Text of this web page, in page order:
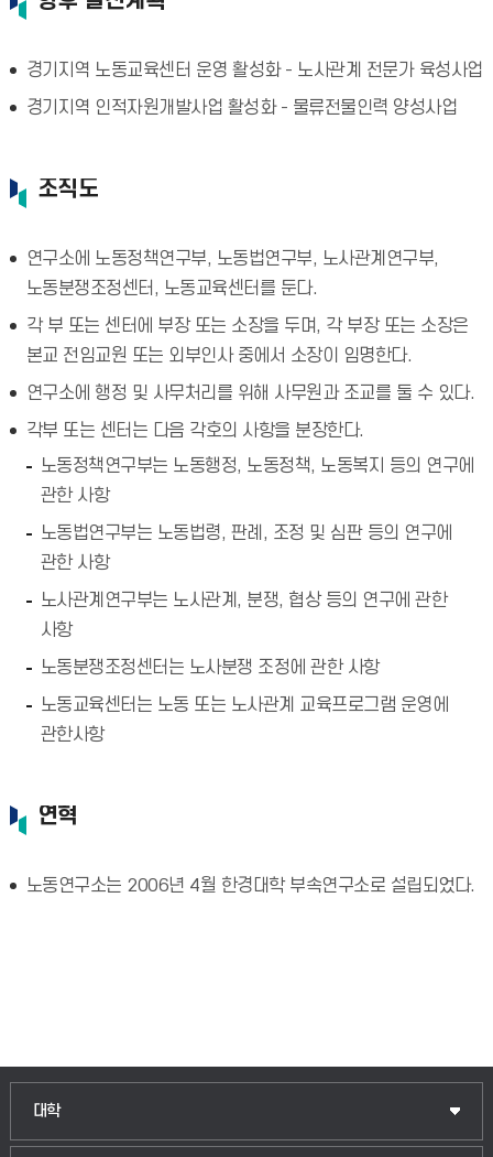
경기지역 노동교육센터 운영 활성화 - 노사관계 전문가 육성사업
경기지역 인적자원개발사업 활성화 - 물류전물인력 양성사업
조직도
연구소에 노동정책연구부, 노동법연구부, 노사관계연구부,
노동분쟁조정센터, 노동교육센터를 둔다.
각 부 또는 센터에 부장 또는 소장을 두며, 각 부장 또는 소장은
본교 전임교원 또는 외부인사 중에서 소장이 임명한다.
연구소에 행정 및 사무처리를 위해 사무원과 조교를 둘 수 있다.
각부 또는 센터는 다음 각호의 사항을 분장한다.
노동정책연구부는 노동행정, 노동정책, 노동복지 등의 연구에
관한 사항
노동법연구부는 노동법령, 판례, 조정 및 심판 등의 연구에
관한 사항
노사관계연구부는 노사관계, 분쟁, 협상 등의 연구에 관한
사항
노동분쟁조정센터는 노사분쟁 조정에 관한 사항
노동교육센터는 노동 또는 노사관계 교육프로그램 운영에
관한사항
연혁
노동연구소는 2006년 4월 한경대학 부속연구소로 설립되었다.
대학
인문융합공공인재학부